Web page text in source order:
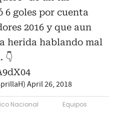
6 goles por cuenta
2016 y que aun
herida hablando mal
👇
April 26, 2018
Nacional
Equipos